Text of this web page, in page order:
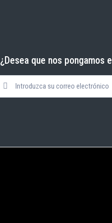
¿Desea que nos pongamos